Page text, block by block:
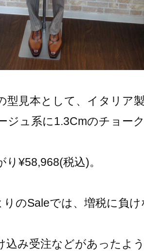
型見本として、イタリア
ジュ系に1.3Cmのチョー
り¥58,968(税込)。
りのSaleでは、増税に負
込み受注などがあったよ